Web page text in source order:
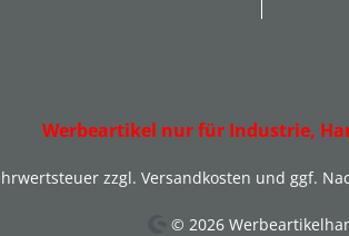
Werbeartikel nur für Industrie,
zzgl. Versandkosten und ggf.
© 2026